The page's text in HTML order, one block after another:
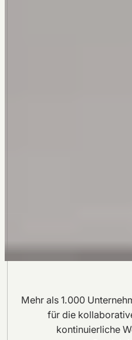
Mehr als 1.000
für die
kontinuierliche